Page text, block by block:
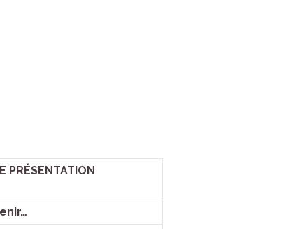
PRÉSENTATION